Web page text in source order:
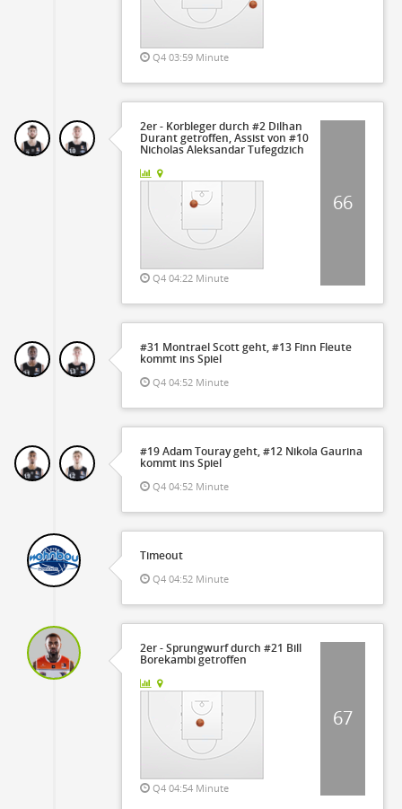
Q4 03:59 Minute
2er - Korbleger durch #2 Dilhan
Durant getroffen, Assist von #10
Nicholas Aleksandar Tufegdzich
Q4 04:22 Minute
66
#31 Montrael Scott geht, #13 Finn Fleute
kommt ins Spiel
Q4 04:52 Minute
#19 Adam Touray geht, #12 Nikola Gaurina
kommt ins Spiel
Q4 04:52 Minute
Timeout
Q4 04:52 Minute
2er - Sprungwurf durch #21 Bill
Borekambi getroffen
Q4 04:54 Minute
67